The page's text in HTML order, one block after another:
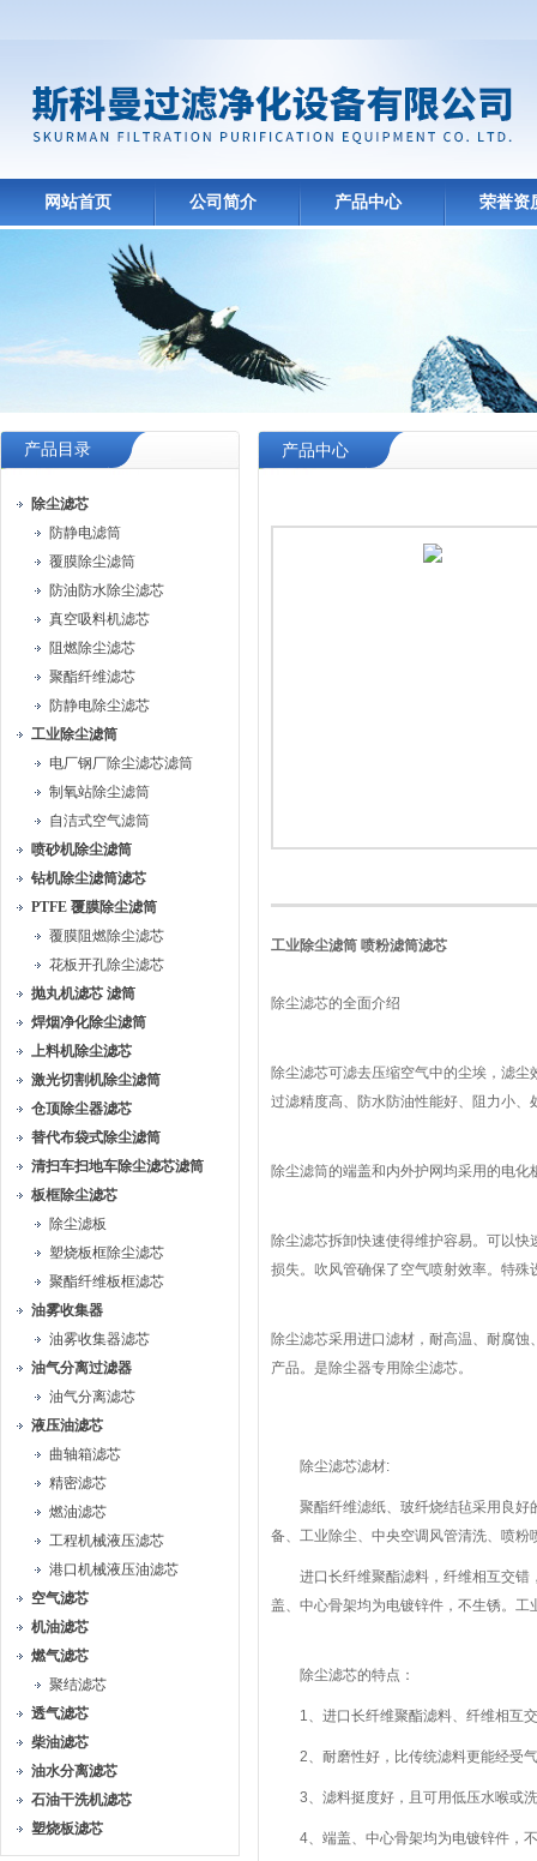
网站首页 公司简介 产品中心 荣誉资
产品目录
除尘滤芯
防静电滤筒
覆膜除尘滤筒
防油防水除尘滤芯
真空吸料机滤芯
阻燃除尘滤芯
聚酯纤维滤芯
防静电除尘滤芯
工业除尘滤筒
电厂钢厂除尘滤芯滤筒
制氧站除尘滤筒
自洁式空气滤筒
喷砂机除尘滤筒
钻机除尘滤筒滤芯
PTFE 覆膜除尘滤筒
覆膜阻燃除尘滤芯
花板开孔除尘滤芯
抛丸机滤芯 滤筒
焊烟净化除尘滤筒
上料机除尘滤芯
激光切割机除尘滤筒
仓顶除尘器滤芯
替代布袋式除尘滤筒
清扫车扫地车除尘滤芯滤筒
板框除尘滤芯
除尘滤板
塑烧板框除尘滤芯
聚酯纤维板框滤芯
油雾收集器
油雾收集器滤芯
油气分离过滤器
油气分离滤芯
液压油滤芯
曲轴箱滤芯
精密滤芯
燃油滤芯
工程机械液压滤芯
港口机械液压油滤芯
空气滤芯
机油滤芯
燃气滤芯
聚结滤芯
透气滤芯
柴油滤芯
油水分离滤芯
石油干洗机滤芯
塑烧板滤芯
产品中心
工业除尘滤筒 喷粉滤筒滤芯
除尘滤芯的全面介绍
除尘滤芯可滤去压缩空气中的尘埃，滤
过滤精度高、防水防油性能好、阻力小
除尘滤筒的端盖和内外护网均采用的电
除尘滤芯拆卸快速使得维护容易。可以
损失。吹风管确保了空气喷射效率。特
除尘滤芯采用进口滤材，耐高温、耐腐
产品。是除尘器专用除尘滤芯。
除尘滤芯滤材:
聚酯纤维滤纸、玻纤烧结毡采用良好
备、工业除尘、中央空调风管清洗、喷
进口长纤维聚酯滤料，纤维相互交错
盖、中心骨架均为电镀锌件，不生锈。
除尘滤芯的特点：
1、进口长纤维聚酯滤料、纤维相互交
2、耐磨性好，比传统滤料更能经受气
3、滤料挺度好，且可用低压水喉或洗
4、端盖、中心骨架均为电镀锌件，